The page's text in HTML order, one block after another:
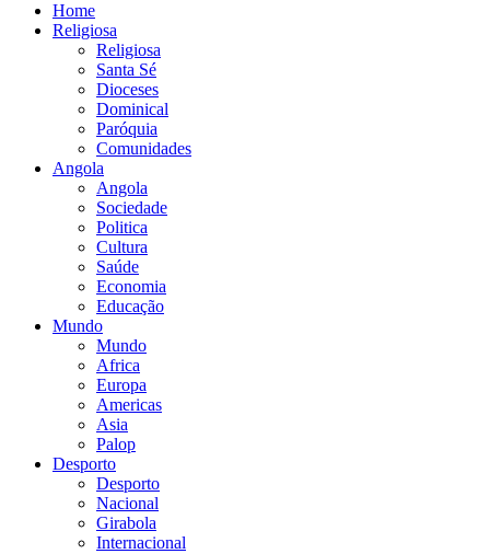
Home
Religiosa
Religiosa
Santa Sé
Dioceses
Dominical
Paróquia
Comunidades
Angola
Angola
Sociedade
Politica
Cultura
Saúde
Economia
Educação
Mundo
Mundo
Africa
Europa
Americas
Asia
Palop
Desporto
Desporto
Nacional
Girabola
Internacional